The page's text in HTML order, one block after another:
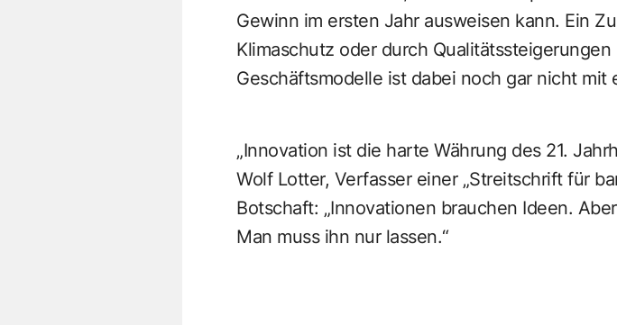
Gewinn im ersten Jahr ausweisen kann. Ein
Klimaschutz oder durch
Geschäftsmodelle ist dabei noch gar nicht mit
„Innovation ist die harte Währung des 21.
Wolf Lotter, Verfasser einer „Streitschrift für
Botschaft: „Innovationen brauchen Ideen.
Man muss ihn nur lassen.“